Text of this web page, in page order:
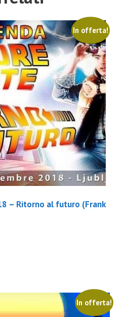
In offerta!
– Ritorno al futuro (Frank
In offerta!